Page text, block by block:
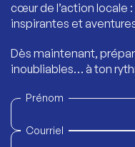
cœur de l’action locale
inspirantes et
Dès maintenant,
inoubliables… à ton
Prénom
Courriel